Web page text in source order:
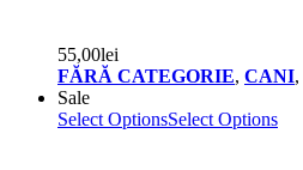
55,00lei
FĂRĂ CATEGORIE, CANI,
Sale
Select OptionsSelect Options